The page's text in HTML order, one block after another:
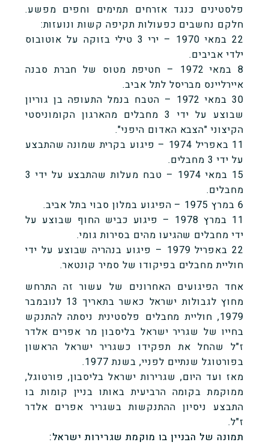
פלסטינים כנגד אזרחים תמימים וחפים מפשע.
חלקם נחשבים כפעולות תקיפה קשות ונועזות:
22 במאי 1970 – ירי 3 טילי בזוקה על אוטובוס
ילדי אביבים.
8 במאי 1972 – חטיפת מטוס של חברת סבנה
איירליינס מבריסל לתל אביב.
30 במאי 1972 – הטבח בנמל התעופה בן גוריון
שבוצע על ידי 3 מחבלים מהארגון הקומוניסטי
הקיצוני "הצבא האדום היפני".
11 באפריל 1974 – פיגוע בקרית שמונה שהתבצע
על ידי 3 מחבלים.
15 במאי 1974 – טבח מעלות שהתבצע על ידי 3
מחבלים.
6 במרץ 1975 – הפיגוע במלון סבוי בתל אביב.
11 במרץ 1978 – פיגוע כביש החוף שבוצע על
ידי מחבלים שהגיעו מהים בסירות גומי.
22 באפריל 1979 – פיגוע בנהריה שבוצע על ידי
חוליית מחבלים בפיקודו של סמיר קונטאר.
אחד הפיגועים האחרונים של עשור זה התרחש
מחוץ לגבולות ישראל כאשר בתאריך 13 לנובמבר
1979, חוליית מחבלים פלסטינית ניסתה להתנקש
בחייו של שגריר ישראל בליסבון מר אפרים אלדר
ז"ל שהחל את תפקידו כשגריר ישראל הראשון
בפורטוגל שנתיים לפניי, בשנת 1977.
מאז ועד היום, שגרירות ישראל בליסבון, פורטוגל,
ממוקמת בקומה הרביעית באותו בניין קומות בו
התבצע ניסיון ההתנקשות בשגריר אפרים אלדר
ז"ל.
תמונה של הבניין בו מוקמת שגרירות ישראל: